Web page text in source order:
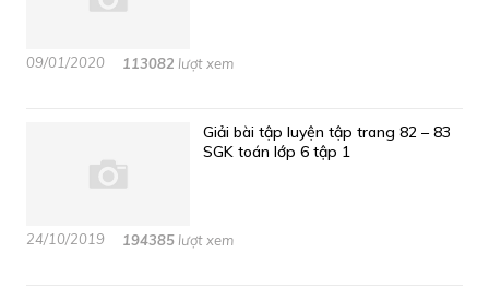
09/01/2020 113082 lượt xem
Giải bài tập luyện tập trang 82 – 83
SGK toán lớp 6 tập 1
24/10/2019 194385 lượt xem